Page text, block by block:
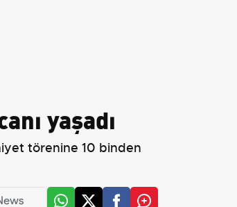
yaşadı
törenine 10 binden